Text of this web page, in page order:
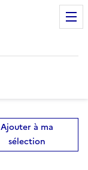
Ajouter à ma
sélection